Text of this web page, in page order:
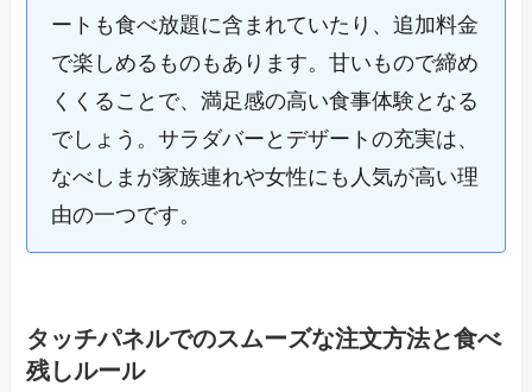
ートも食べ放題に含まれていたり、追加料金
で楽しめるものもあります。甘いもので締め
くくることで、満足感の高い食事体験となる
でしょう。サラダバーとデザートの充実は、
なべしまが家族連れや女性にも人気が高い理
由の一つです。
タッチパネルでのスムーズな注文方法と食べ
残しルール